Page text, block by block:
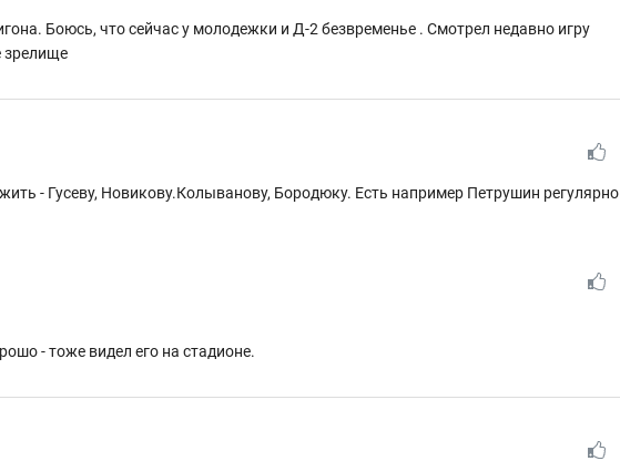
Боюсь, что сейчас у молодежки и Д-2 безвременье . Смотрел недавно игру
зрелище
- Гусеву, Новикову.Колыванову, Бородюку. Есть например Петрушин регулярно
- тоже видел его на стадионе.